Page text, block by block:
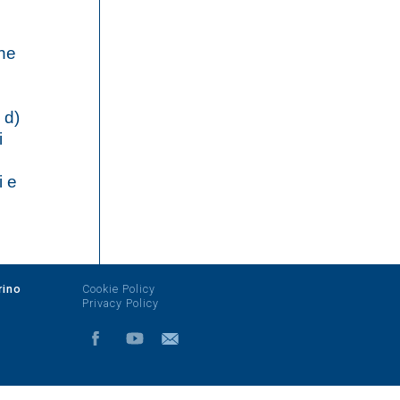
d)
e
Cookie Policy
Privacy Policy